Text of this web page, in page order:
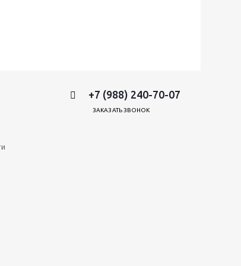
+7 (988) 240-70-07
ЗАКАЗАТЬ ЗВОНОК